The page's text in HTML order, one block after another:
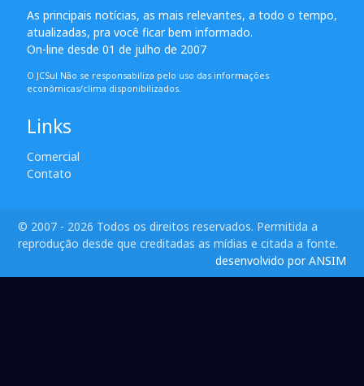
As principais notícias, as mais relevantes, a todo o tempo,
atualizadas, pra você ficar bem informado.
On-line desde 01 de julho de 2007
O JCSul Não se responsabiliza pelo uso das informações
econômicas/clima disponibilizados.
Links
Comercial
Contato
© 2007 - 2026 Todos os direitos reservados. Permitida a
reprodução desde que creditadas as mídias e citada a fonte.
desenvolvido por ANSIM